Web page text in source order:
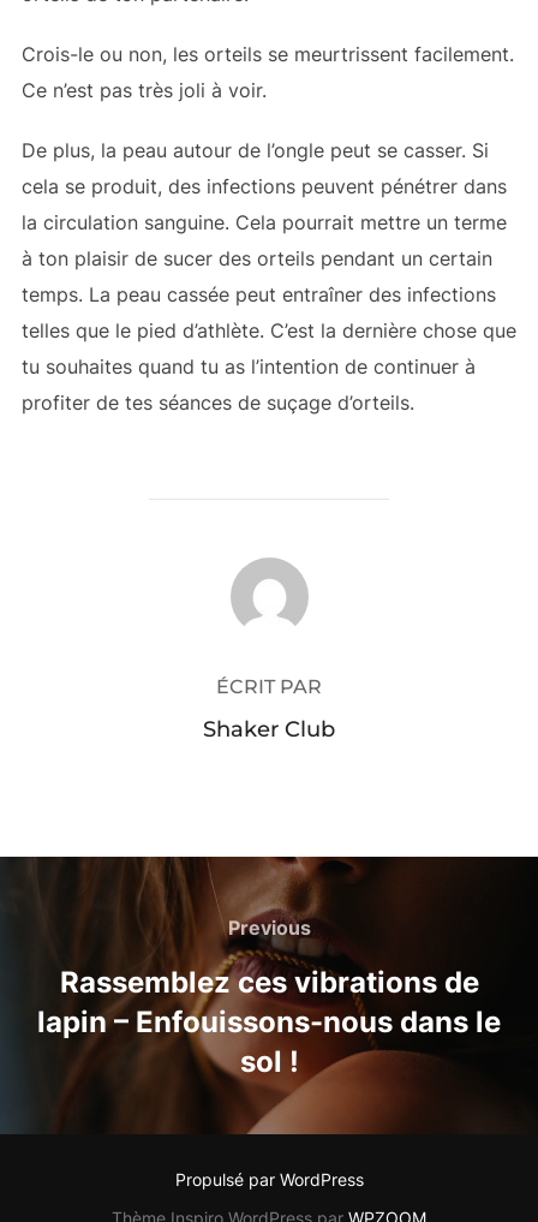
Crois-le ou non, les orteils se meurtrissent facilement.
Ce n’est pas très joli à voir.
De plus, la peau autour de l’ongle peut se casser. Si
cela se produit, des infections peuvent pénétrer dans
la circulation sanguine. Cela pourrait mettre un terme
à ton plaisir de sucer des orteils pendant un certain
temps. La peau cassée peut entraîner des infections
telles que le pied d’athlète. C’est la dernière chose que
tu souhaites quand tu as l’intention de continuer à
profiter de tes séances de suçage d’orteils.
AUTEUR DE LA PUBLICATION
ÉCRIT PAR
Shaker Club
Navigation
l’article
Previous
Previous
Rassemblez ces vibrations de
lapin – Enfouissons-nous dans le
sol !
Propulsé par WordPress
Thème Inspiro WordPress par WPZOOM